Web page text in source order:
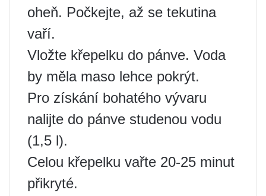
oheň. Počkejte, až se tekutina
vaří.
Vložte křepelku do pánve. Voda
by měla maso lehce pokrýt.
Pro získání bohatého vývaru
nalijte do pánve studenou vodu
(1,5 l).
Celou křepelku vařte 20-25 minut
přikryté.